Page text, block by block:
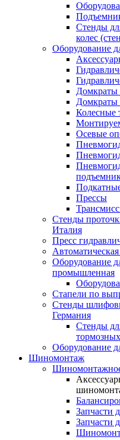
Стенды
колес
Оборудование
Домкраты
Домкраты
Колесные
Осевые
Прессы
Стенды
Италия
Пресс
Оборудование
промышленная
Стапели по
Стенды
Германия
Стенды
Оборудование
Шиномонтаж
Запчасти
Запчасти